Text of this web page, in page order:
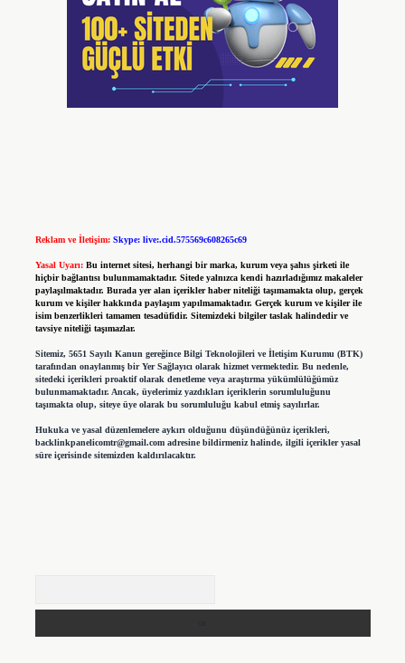
Reklam ve İletişim: Skype: live:.cid.575569c608265c69
Yasal Uyarı: Bu internet sitesi, herhangi bir marka, kurum veya şahıs şirketi ile
hiçbir bağlantısı bulunmamaktadır. Sitede yalnızca kendi hazırladığımız makaleler
paylaşılmaktadır. Burada yer alan içerikler haber niteliği taşımamakta olup, gerçek
kurum ve kişiler hakkında paylaşım yapılmamaktadır. Gerçek kurum ve kişiler ile
isim benzerlikleri tamamen tesadüfidir. Sitemizdeki bilgiler taslak halindedir ve
tavsiye niteliği taşımazlar.
Sitemiz, 5651 Sayılı Kanun gereğince Bilgi Teknolojileri ve İletişim Kurumu (BTK)
tarafından onaylanmış bir Yer Sağlayıcı olarak hizmet vermektedir. Bu nedenle,
sitedeki içerikleri proaktif olarak denetleme veya araştırma yükümlülüğümüz
bulunmamaktadır. Ancak, üyelerimiz yazdıkları içeriklerin sorumluluğunu
taşımakta olup, siteye üye olarak bu sorumluluğu kabul etmiş sayılırlar.
Hukuka ve yasal düzenlemelere aykırı olduğunu düşündüğünüz içerikleri,
backlinkpanelicomtr@gmail.comadresine bildirmeniz halinde, ilgili içerikler yasal
süre içerisinde sitemizden kaldırılacaktır.